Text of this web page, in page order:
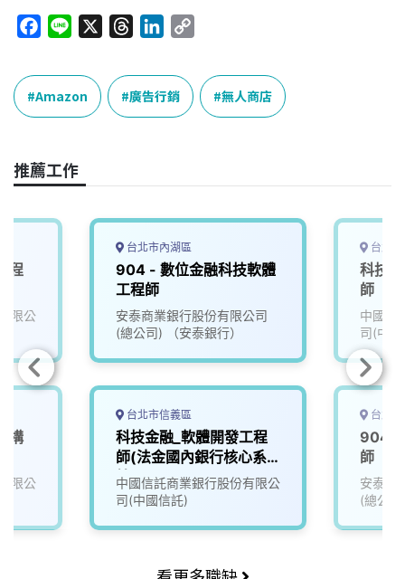
c
e
b
o
k
n
e
r
e
a
n
k
e
n
y
k
Amazon 廣告行銷 無人商店
推薦工作
程
限公
構
限公
台北市內湖區
904 - 數位金融科技軟體
工程師
安泰商業銀行股份有限公司
(總公司) （安泰銀行）
台北市信義區
科技金融_軟體開發工程
師(法金國內銀行核心系
統)
中國信託商業銀行股份有限公
司(中國信託)
台北
科技
師
中國信
司(中
台北
904 -
師
安泰商
(總公